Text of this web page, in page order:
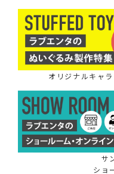
オリジナルキャ
サ
ショ